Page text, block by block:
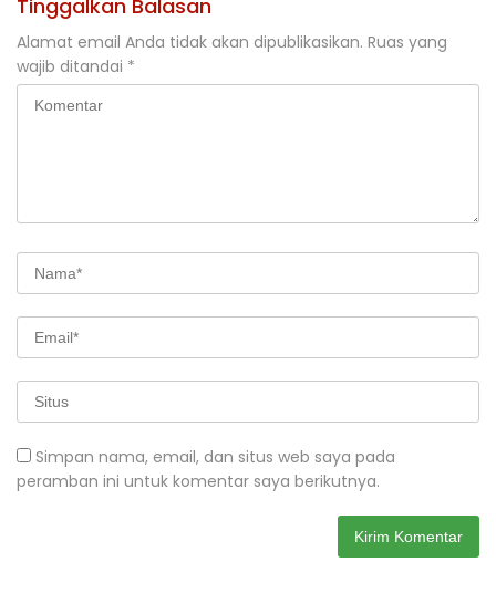
Tinggalkan Balasan
Alamat email Anda tidak akan dipublikasikan. Ruas yang
wajib ditandai *
Simpan nama, email, dan situs web saya pada
peramban ini untuk komentar saya berikutnya.